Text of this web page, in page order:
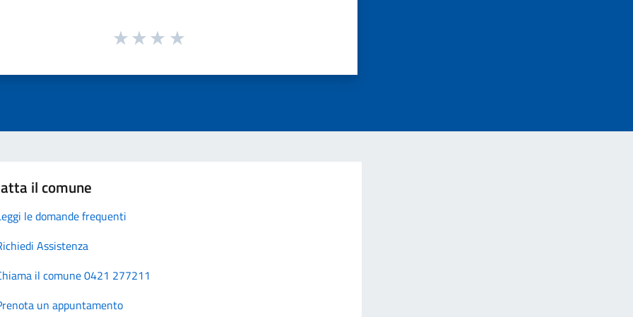
il comune
le domande frequenti
Assistenza
il comune 0421 277211
un appuntamento